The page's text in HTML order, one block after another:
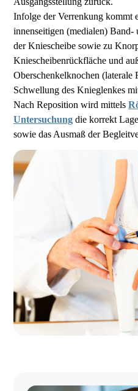
Infolge der Verrenkung kommt
innenseitigen (medialen)
der Kniescheibe sowie zu
Kniescheibenrückfläche und
Oberschenkelknochen (laterale
Schwellung des Knieglenkes
Nach Reposition wird mittels
Untersuchung die korrekt
sowie das Ausmaß der